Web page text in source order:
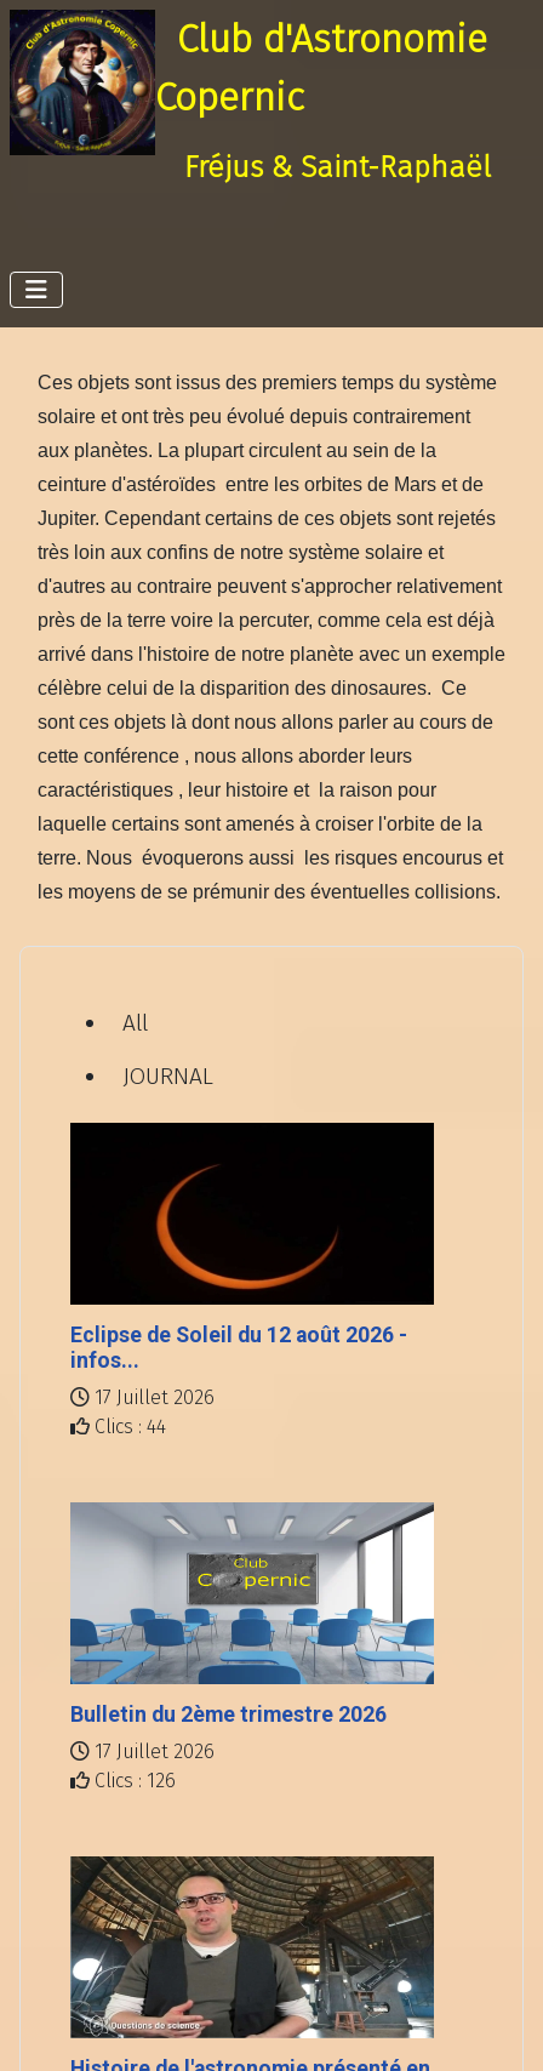
Club d'Astronomie
Copernic
Fréjus & Saint-Raphaël
Ces objets sont issus des premiers temps du système
solaire et ont très peu évolué depuis contrairement
aux planètes. La plupart circulent au sein de la
ceinture d'astéroïdes entre les orbites de Mars et de
Jupiter. Cependant certains de ces objets sont rejetés
très loin aux confins de notre système solaire et
d'autres au contraire peuvent s'approcher relativement
près de la terre voire la percuter, comme cela est déjà
arrivé dans l'histoire de notre planète avec un exemple
célèbre celui de la disparition des dinosaures. Ce
sont ces objets là dont nous allons parler au cours de
cette conférence , nous allons aborder leurs
caractéristiques , leur histoire et la raison pour
laquelle certains sont amenés à croiser l'orbite de la
terre. Nous évoquerons aussi les risques encourus et
les moyens de se prémunir des éventuelles collisions.
All
JOURNAL
Eclipse de Soleil du 12 août 2026 -
infos...
17 Juillet 2026
Clics : 44
Bulletin du 2ème trimestre 2026
17 Juillet 2026
Clics : 126